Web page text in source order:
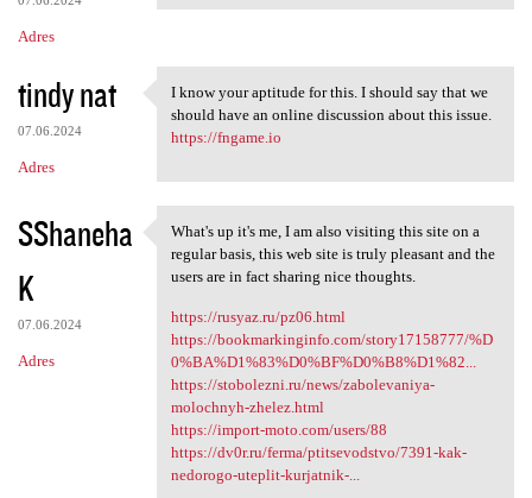
Adres
tindy nat
07.06.2024
Adres
I know your aptitude for this
I know your aptitude for this. I should say that we
should have an online discussion about this issue.
https://fngame.io
SShaneha
K
07.06.2024
Adres
What's up it's me, I am also
What's up it's me, I am also visiting this site on a
regular basis, this web site is truly pleasant and the
users are in fact sharing nice thoughts.
https://rusyaz.ru/pz06.html
https://bookmarkinginfo.com/story17158777/%D
0%BA%D1%83%D0%BF%D0%B8%D1%82...
https://stobolezni.ru/news/zabolevaniya-
molochnyh-zhelez.html
https://import-moto.com/users/88
https://dv0r.ru/ferma/ptitsevodstvo/7391-kak-
nedorogo-uteplit-kurjatnik-...